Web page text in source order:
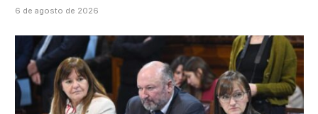
6 de agosto de 2026